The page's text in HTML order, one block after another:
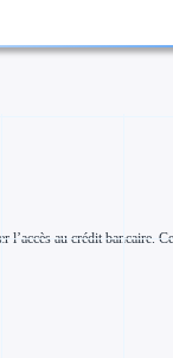
au crédit bancaire.